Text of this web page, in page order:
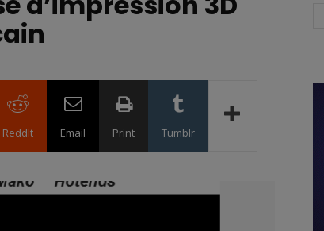
ReddIt Email Print Tumblr